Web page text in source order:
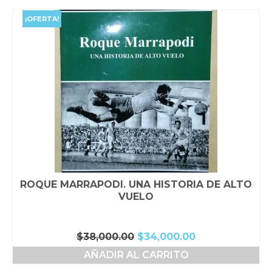
$16,000.00.
$15,000.00.
¡OFERTA!
ROQUE MARRAPODI. UNA HISTORIA DE ALTO
VUELO
$38,000.00 El
precio
original
$34,000.00El
precio
AÑADIR AL CARRITO